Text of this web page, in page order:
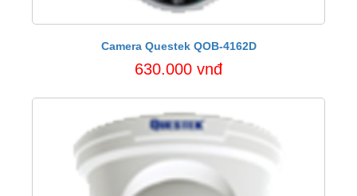
Camera Questek QOB-4162D
630.000 vnđ